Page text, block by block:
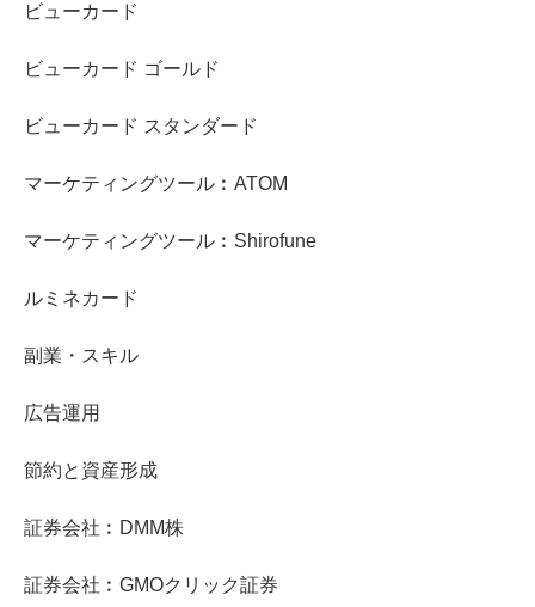
ビューカード
ビューカード ゴールド
ビューカード スタンダード
マーケティングツール︰ATOM
マーケティングツール︰Shirofune
ルミネカード
副業・スキル
広告運用
節約と資産形成
証券会社︰DMM株
証券会社︰GMOクリック証券